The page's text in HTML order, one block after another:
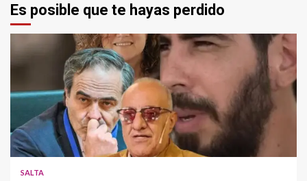
Es posible que te hayas perdido
SALTA